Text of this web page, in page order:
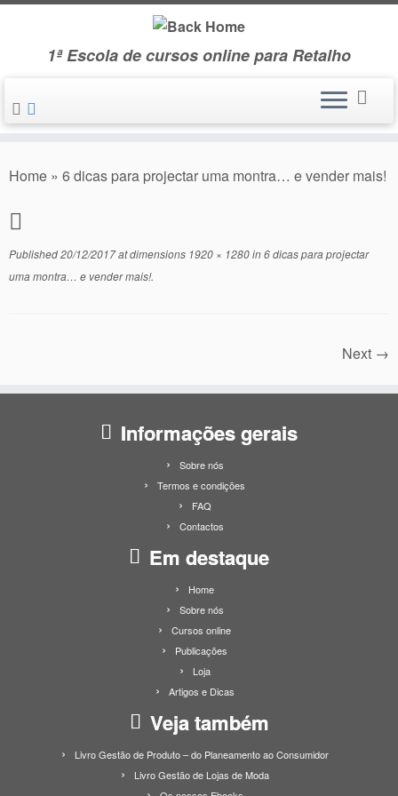
Skip
1ª Escola de cursos online para Retalho
Home » 6 dicas para projectar uma montra… e vender mais!
Published20/12/2017at dimensions 1920 × 1280in6 dicas para projectar
uma montra… e vender mais!.
Next →
Informações gerais
Sobre nós
Termos e condições
FAQ
Contactos
Em destaque
Home
Sobre nós
Cursos online
Publicações
Loja
Artigos e Dicas
Veja também
Livro Gestão de Produto – do Planeamento ao Consumidor
Livro Gestão de Lojas de Moda